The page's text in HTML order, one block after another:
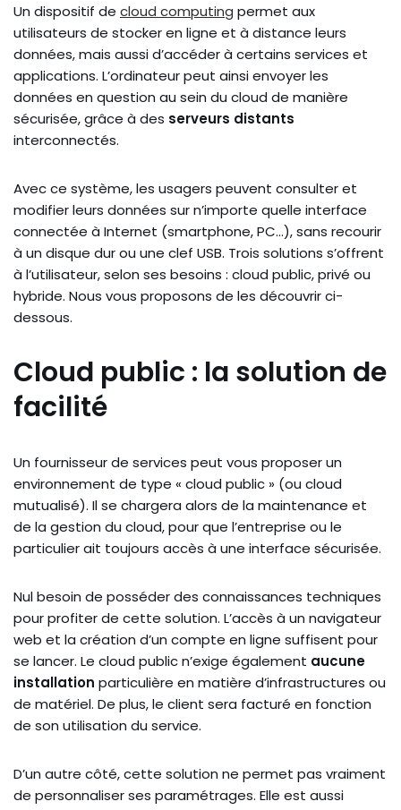
Un dispositif de cloud computing permet aux
utilisateurs de stocker en ligne et à distance leurs
données, mais aussi d’accéder à certains services et
applications. L’ordinateur peut ainsi envoyer les
données en question au sein du cloud de manière
sécurisée, grâce à des serveurs distants
interconnectés.
Avec ce système, les usagers peuvent consulter et
modifier leurs données sur n’importe quelle interface
connectée à Internet (smartphone, PC…), sans recourir
à un disque dur ou une clef USB. Trois solutions s’offrent
à l’utilisateur, selon ses besoins : cloud public, privé ou
hybride. Nous vous proposons de les découvrir ci-
dessous.
Cloud public : la solution de
facilité
Un fournisseur de services peut vous proposer un
environnement de type « cloud public » (ou cloud
mutualisé). Il se chargera alors de la maintenance et
de la gestion du cloud, pour que l’entreprise ou le
particulier ait toujours accès à une interface sécurisée.
Nul besoin de posséder des connaissances techniques
pour profiter de cette solution. L’accès à un navigateur
web et la création d’un compte en ligne suffisent pour
se lancer. Le cloud public n’exige également aucune
installation particulière en matière d’infrastructures ou
de matériel. De plus, le client sera facturé en fonction
de son utilisation du service.
D’un autre côté, cette solution ne permet pas vraiment
de personnaliser ses paramétrages. Elle est aussi